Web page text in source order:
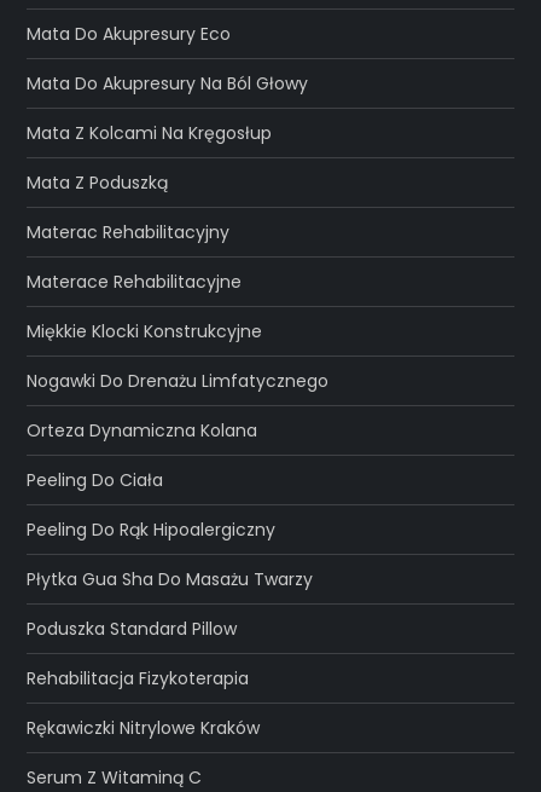
Mata Do Akupresury Eco
Mata Do Akupresury Na Ból Głowy
Mata Z Kolcami Na Kręgosłup
Mata Z Poduszką
Materac Rehabilitacyjny
Materace Rehabilitacyjne
Miękkie Klocki Konstrukcyjne
Nogawki Do Drenażu Limfatycznego
Orteza Dynamiczna Kolana
Peeling Do Ciała
Peeling Do Rąk Hipoalergiczny
Płytka Gua Sha Do Masażu Twarzy
Poduszka Standard Pillow
Rehabilitacja Fizykoterapia
Rękawiczki Nitrylowe Kraków
Serum Z Witaminą C